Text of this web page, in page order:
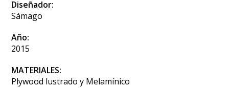
Diseñador:
Sámago
Año:
2015
MATERIALES:
Plywood lustrado y Melamínico